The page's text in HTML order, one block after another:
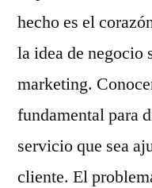
hecho es el
la idea de negocio
marketing.
fundamental para
servicio que sea
cliente. El